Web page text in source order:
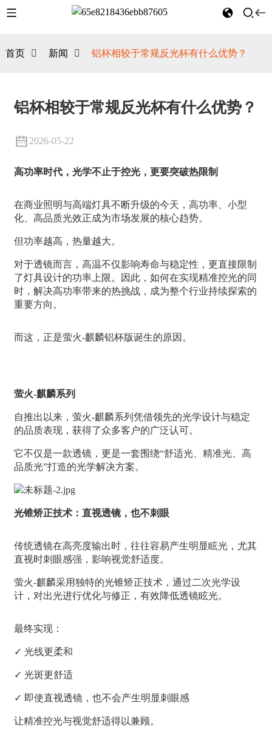
首页 新闻 铝杯相较于常规反光杯有什么优势？
铝杯相较于常规反光杯有什么优势？
2026-05-22
高功率时代，光学不止于控光，更要突破热限制
在商业照明与高端灯具不断升级的今天，高功率、小型
化、高品质光效正成为市场发展的核心趋势。
但功率越高，热量越大。
对于透镜而言，高温不仅影响寿命与稳定性，更直接限制
了灯具设计的功率上限。因此，如何在实现精准控光的同
时，解决高功率带来的热挑战，成为整个行业持续探索的
重要方向。
而这，正是萤火-麒麟铝杯版诞生的原因。
萤火-麒麟系列
自推出以来，萤火-麒麟系列凭借领先的光学设计与稳定
的品质表现，获得了众多客户的广泛认可。
它不仅是一款透镜，更是一套围绕“舒适光、精准光、高
品质光”打造的光学解决方案。
光锥矫正技术：直视透镜，也不刺眼
传统透镜在高亮度输出时，往往容易产生明显眩光，尤其
直视时刺眼感强，影响视觉舒适度。
萤火-麒麟采用独特的光锥矫正技术，通过二次光学设
计，对出光进行优化与修正，有效降低透镜眩光。
最终实现：
✓ 光线更柔和
✓ 光斑更舒适
✓ 即使直视透镜，也不会产生明显刺眼感
让精准控光与视觉舒适得以兼顾。